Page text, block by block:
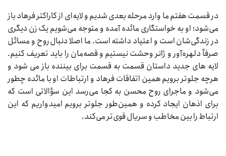
در قسمت هفتم ما وارد مرحله بعدی شدیم و لایه‌‌ای از کاراکتر فرهاد باز
می‌شود؛ او به خواستگاری مائده آمده و متوجه می‌شویم یک زن دیگری
در زندگی‌شان است و اعتیاد داشته است. ما اصلا دنبال روح و مسائل
صرفاً دلهره‌آور و ژانر وحشت نیستیم و قصه‌مان را باید تعریف کنیم.
لایه های جدید داستان قسمت به قسمت برای بیننده باز می شود و
هرچه جلوتر برویم همین اتفاقات فرهاد و ارتباطات او با مائده چطور
می‌شود و ماجرای روح محسن به کجا می‌رسد این سؤالاتی است که
برای اذهان ایجاد کرده و همین‌طور جلوتر برویم امیدواریم که این
ارتباط را بین مخاطب و سریال قوی‌تر می‌کند.